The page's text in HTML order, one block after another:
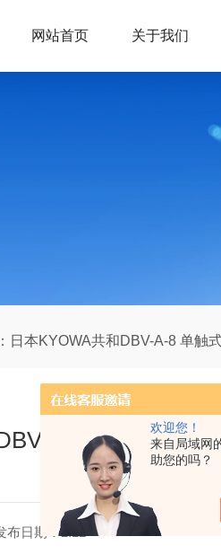
欢迎您！
来自局域网
助您的吗？
网站首页 关于我们
日本KYOWA共和DBV-A-8 单触
A-8 单触式电桥
日期：2.12